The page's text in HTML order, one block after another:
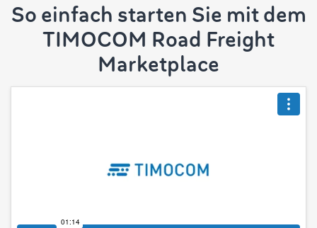
So einfach starten Sie mit dem
TIMOCOM Road Freight
Marketplace